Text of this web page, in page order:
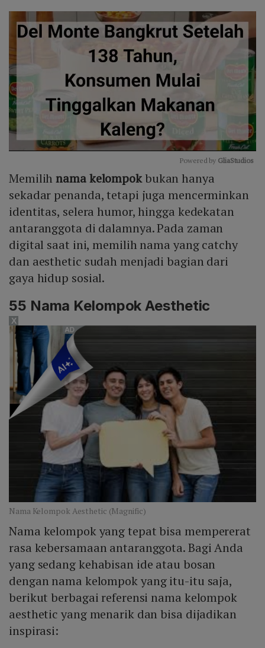
Powered by GliaStudios
Memilihnama kelompokbukan hanya
sekadar penanda, tetapi juga mencerminkan
identitas, selera humor, hingga kedekatan
antaranggota di dalamnya. Pada zaman
digital saat ini, memilih nama yang catchy
dan aesthetic sudah menjadi bagian dari
gaya hidup sosial.
55 Nama Kelompok Aesthetic
Nama Kelompok Aesthetic (Magnific)
Nama kelompok yang tepat bisa mempererat
rasa kebersamaan antaranggota. Bagi Anda
yang sedang kehabisan ide atau bosan
dengan nama kelompok yang itu-itu saja,
berikut berbagai referensi nama kelompok
aesthetic yang menarik dan bisa dijadikan
inspirasi:
X